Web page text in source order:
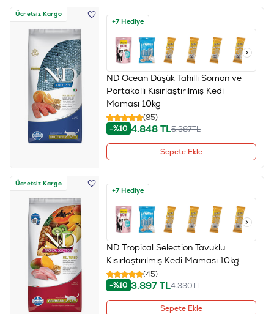
Ücretsiz Kargo
+7 Hediye
ND Ocean Düşük Tahıllı Somon ve
Portakallı Kısırlaştırılmış Kedi
Maması 10kg
(85)
-%10 4.848TL5.387TL
Sepete Ekle
Ücretsiz Kargo
+7 Hediye
ND Tropical Selection Tavuklu
Kısırlaştırılmış Kedi Maması 10kg
(45)
-%10 3.897TL4.330TL
Sepete Ekle